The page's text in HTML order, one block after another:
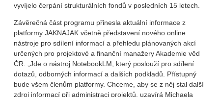
vyvíjelo čerpání strukturálních fondů v posledních 15 letech.
Závěrečná část programu přinesla aktuální informace z
platformy JAKNAJAK včetně představení nového online
nástroje pro sdílení informací a přehledu plánovaných akcí
určených pro projektové a finanční manažery Akademie věd
ČR. „Jde o nástroj NotebookLM, který poslouží pro sdílení
dotazů, odborných informací a dalších podkladů. Přístupný
bude všem členům platformy. Chceme, aby se z něj stal další
zdroj informací při administraci projektů, uzavírá Michaela